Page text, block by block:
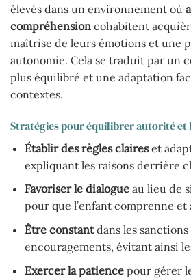
élevés dans un environnement où
compréhension cohabitent
maîtrise de leurs émotions et une
autonomie. Cela se traduit par un
plus équilibré et une adaptation
contextes.
Stratégies pour équilibrer autorité et
Établir des règles claireset
expliquant les raisons derrière
Favoriser le dialogueau lieu de
pour que l’enfant comprenne
Être constantdans les sanctions
encouragements, évitant ainsi
Exercer la patiencepour gérer